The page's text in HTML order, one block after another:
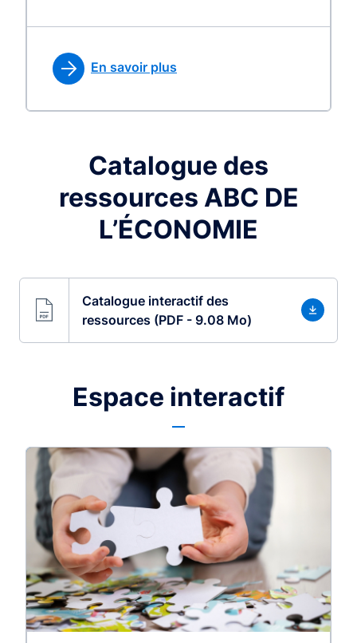
En savoir plus
Catalogue des
ressources ABC DE
L’ÉCONOMIE
Catalogue interactif des
ressources (PDF - 9.08 Mo)
Espace interactif